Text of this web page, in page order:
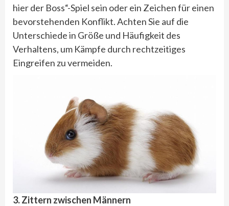
hier der Boss“-Spiel sein oder ein Zeichen für einen
bevorstehenden Konflikt. Achten Sie auf die
Unterschiede in Größe und Häufigkeit des
Verhaltens, um Kämpfe durch rechtzeitiges
Eingreifen zu vermeiden.
3. Zittern zwischen Männern